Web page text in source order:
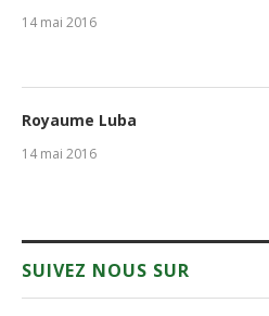
14 mai 2016
Royaume Luba
14 mai 2016
SUIVEZ NOUS SUR